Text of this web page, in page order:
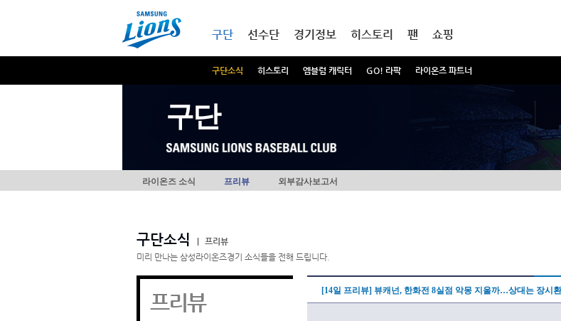
구단
구단소식 히스토리 엠블럼 캐릭터 GO! 라팍 라이온즈 파트너
선수단 경기정보 히스토리 팬 쇼핑
구단
라이온즈 소식 프리뷰 외부감사보고서
구단소식
프리뷰
미리 만나는 삼성라이온즈경기 소식들을 전해 드립니다.
프리뷰 [14일 프리뷰] 뷰캐넌, 한화전 8실점 악몽 지울까…상대는 장시환